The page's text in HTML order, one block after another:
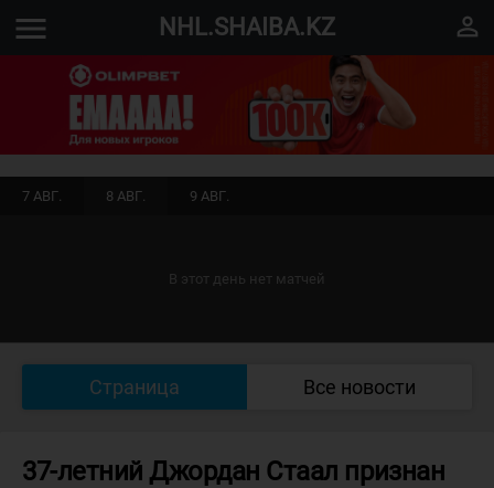
menu NHL.SHAIBA.KZ perm_identity
7 АВГ. 8 АВГ. 9 АВГ.
В этот день нет матчей
Страница Все новости
37-летний Джордан Стаал признан